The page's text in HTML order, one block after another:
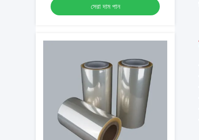
সেরা দাম পান